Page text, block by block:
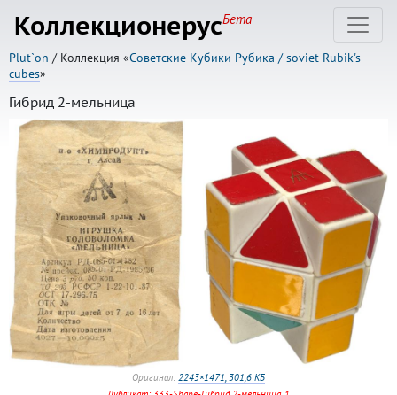
КоллекционерусБета
Plut`on / Коллекция «Советские Кубики Рубика / soviet Rubik's
cubes»
Гибрид 2-мельница
Оригинал: 2243×1471, 301,6 КБ